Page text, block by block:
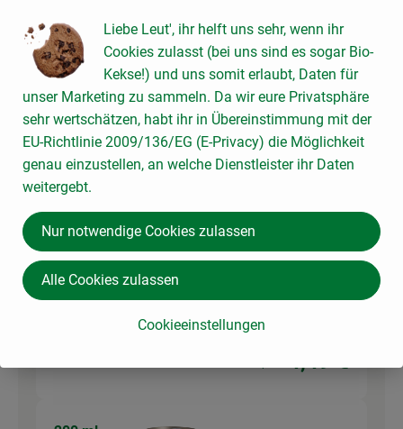
Shoyusauc
e
Auswahl ändern
Shoyu Sojasauce Japan
Liter
Artikelanzahl
Gesamtpreis: 4,89 €
10 g
Shiitakepil
ze,
getrocknet
Auswahl ändern
224,50 € /kg
Artikelanzahl
4,49 €
Liebe Leut', ihr helft uns sehr, wenn ihr
Cookies zulasst (bei uns sind es sogar Bio-
Kekse!) und uns somit erlaubt, Daten für
unser Marketing zu sammeln. Da wir eure Privatsphäre
sehr wertschätzen, habt ihr in Übereinstimmung mit der
EU-Richtlinie 2009/136/EG (E-Privacy) die Möglichkeit
genau einzustellen, an welche Dienstleister ihr Daten
weitergebt.
Cookieeinstellungen
Nur notwendige Cookies zulassen
Alle Cookies zulassen